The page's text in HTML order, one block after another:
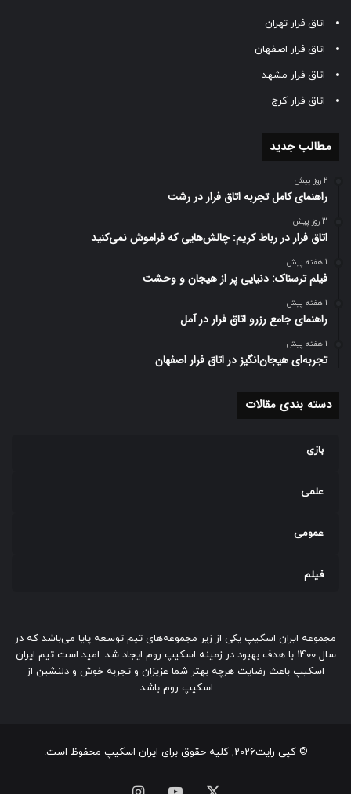
اتاق فرار
بازی
اتاق فرار تهران
اتاق فرار اصفهان
اتاق فرار مشهد
اتاق فرار کرج
مطالب جدید
2 روز پیش
راهنمای کامل تجربه اتاق فرار در رشت
3 روز پیش
اتاق فرار در رباط کریم: چالش‌هایی که فراموش نمی‌کنید
1 هفته پیش
فیلم ترسناک: دنیایی پر از هیجان و وحشت
1 هفته پیش
راهنمای جامع رزرو اتاق فرار در آمل
1 هفته پیش
تجربه‌ای هیجان‌انگیز در اتاق فرار اصفهان
دسته بندی مقالات
بازی
علمی
عمومی
فیلم
مجموعه ایران اسکیپ یکی از زیر مجموعه‌های تیم توسعه پایا می‌باشد که در
سال 1400 با هدف بهبود در زمینه اسکیپ روم ایجاد شد. امید است تیم ایران
اسکیپ باعث رضایت هرچه بهتر شما عزیزان و تجربه خوش و دلنشین از
اسکیپ روم باشد.
© کپی رایت2026, کلیه حقوق برای ایران اسکیپ محفوظ است.